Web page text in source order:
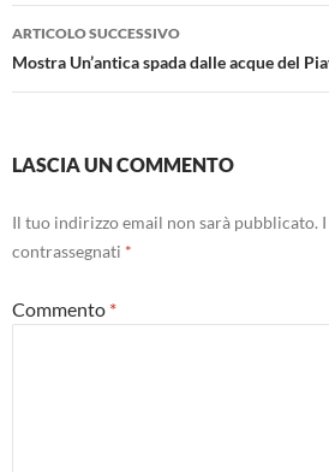
ARTICOLO SUCCESSIVO
Mostra Un’antica spada dalle acque del
LASCIA UN COMMENTO
Il tuo indirizzo email non sarà pubblicato.
contrassegnati *
Commento *